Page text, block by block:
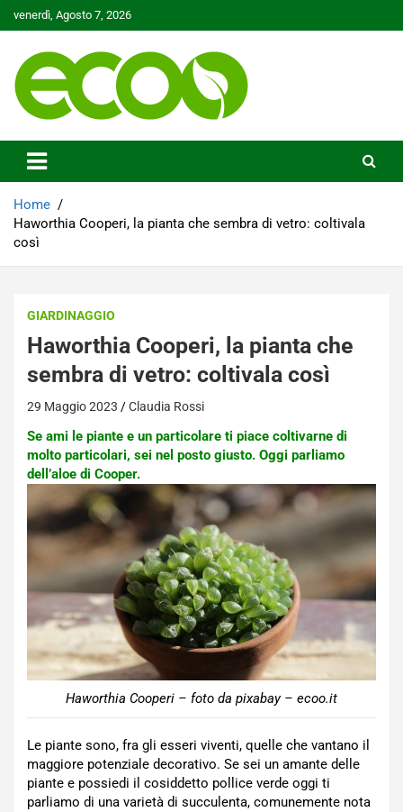
to
venerdì, Agosto 7, 2026
Ecoo.it
Home
Haworthia Cooperi, la pianta che sembra di vetro: coltivala
così
GIARDINAGGIO
Haworthia Cooperi, la pianta che
sembra di vetro: coltivala così
29 Maggio 2023 Claudia Rossi
Se ami le piante e un particolare ti piace coltivarne di
molto particolari, sei nel posto giusto. Oggi parliamo
dell’aloe di Cooper.
Haworthia Cooperi – foto da pixabay – ecoo.it
Le piante sono, fra gli esseri viventi, quelle che vantano il
maggiore potenziale decorativo. Se sei un amante delle
piante e possiedi il cosiddetto pollice verde oggi ti
parliamo di una varietà di succulenta, comunemente nota